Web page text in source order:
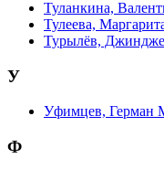
Туланкина,
Тулеева,
Турылёв,
У
Уфимцев, Герман
Ф